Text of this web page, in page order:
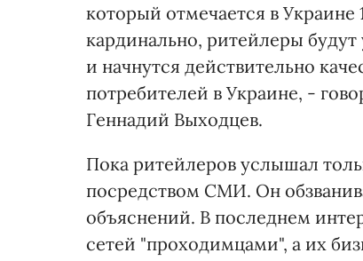
который отмечается в Украине
кардинально, ритейлеры
и начнутся действительно
потребителей в Украине, -
Геннадий Выходцев.
Пока ритейлеров услышал
посредством СМИ. Он
объяснений. В последнем
сетей "проходимцами", а их